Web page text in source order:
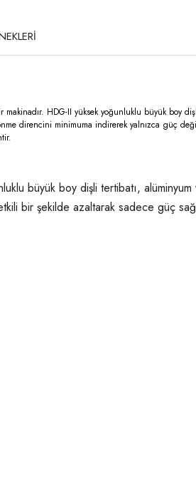
makinadır. HDG-II yüksek yoğunluklu büyük boy
direncini minimuma indirerek yalnızca güç
büyük boy dişli tertibatı, alüminyum
bir şekilde azaltarak sadece güç